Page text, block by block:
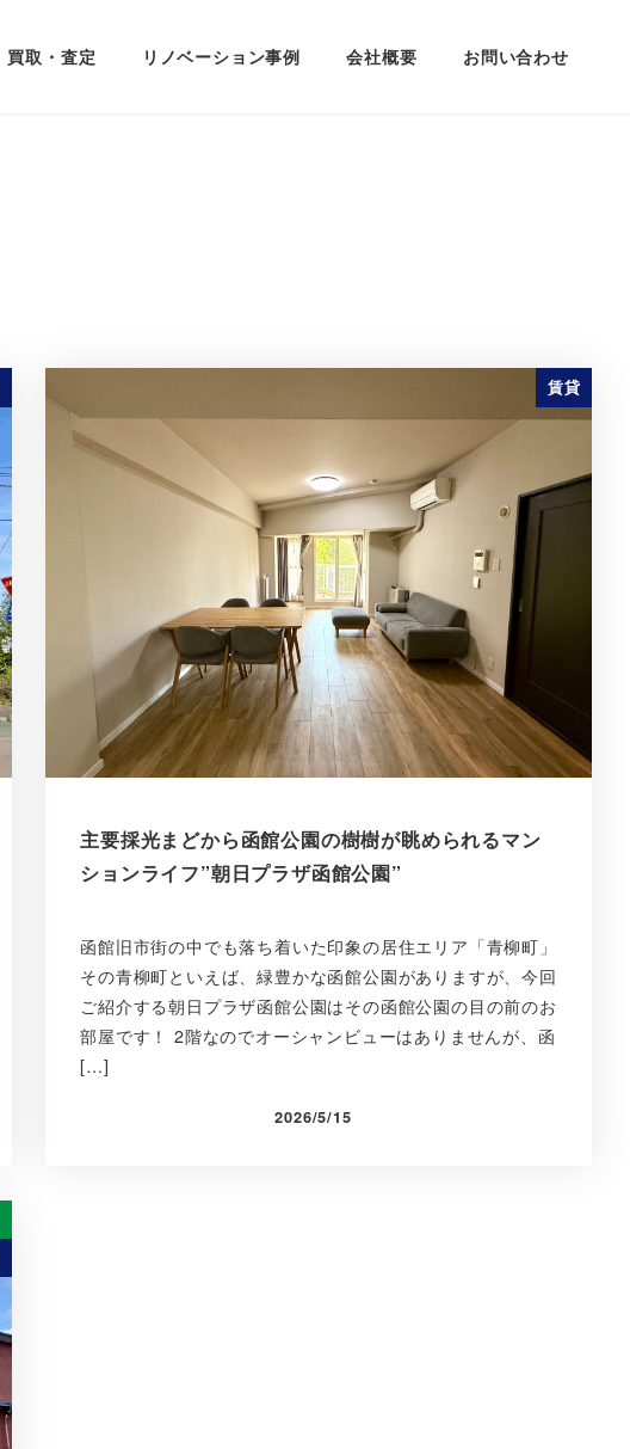
買取・査定 リノベーション事例 会社概要 お問い合わせ
賃貸
主要採光まどから函館公園の樹樹が眺められるマン
ションライフ”朝日プラザ函館公園”
函館旧市街の中でも落ち着いた印象の居住エリア「青柳町」
その青柳町といえば、緑豊かな函館公園がありますが、今回
ご紹介する朝日プラザ函館公園はその函館公園の目の前のお
部屋です！ 2階なのでオーシャンビューはありませんが、函
[…]
2026/5/15